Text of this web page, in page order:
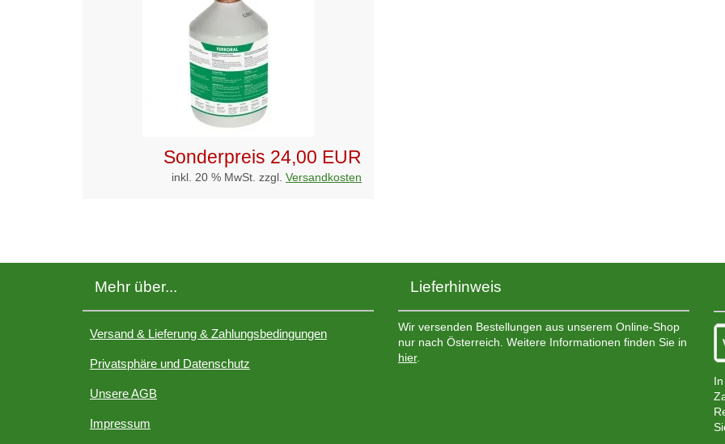
Sonderpreis 24,00 EUR
inkl. 20 % MwSt. zzgl. Versandkosten
Mehr über...
Versand & Lieferung & Zahlungsbedingungen
Privatsphäre und Datenschutz
Unsere AGB
Impressum
Lieferhinweis
Wir versenden Bestellungen aus unserem Online-Shop
nur nach Österreich. Weitere Informationen finden Sie in
hier.